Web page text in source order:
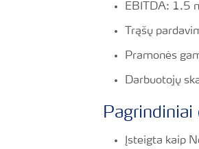
EBITDA: 1.5
Trąšų
Pramonės
Darbuotojų
Pagrindiniai
Įsteigta kaip